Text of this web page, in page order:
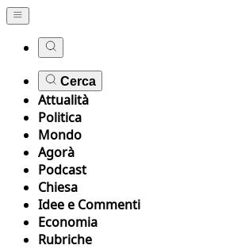
Cerca
Attualità
Politica
Mondo
Agorà
Podcast
Chiesa
Idee e Commenti
Economia
Rubriche